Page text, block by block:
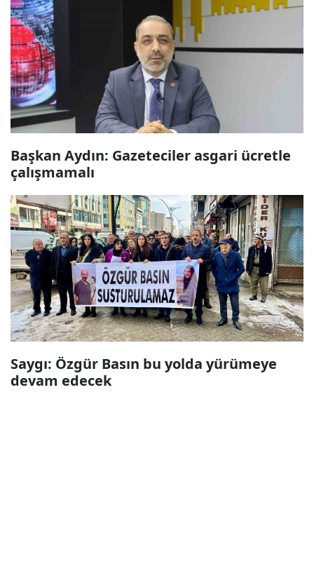
Başkan Aydın: Gazeteciler asgari ücretle
çalışmamalı
Saygı: Özgür Basın bu yolda yürümeye
devam edecek